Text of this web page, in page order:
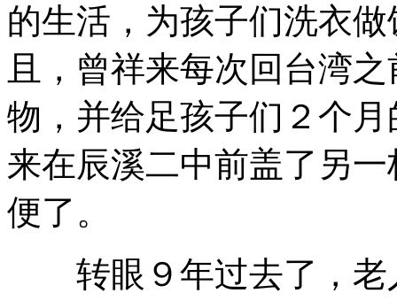
的生活，为孩子们洗衣
且，曾祥来每次回台湾
物，并给足孩子们２个
来在辰溪二中前盖了另
便了。
转眼９年过去了，老